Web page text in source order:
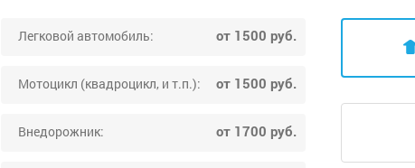
Легковой автомобиль: от 1500 руб.
Мотоцикл (квадроцикл, и т.п.): от 1500 руб.
Внедорожник: от 1700 руб.